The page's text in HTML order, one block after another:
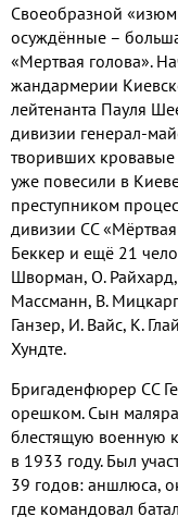
Своеобразной
осуждённые –
«Мертвая голова».
жандармерии
лейтенанта Пауля
дивизии генерал-
творивших кровавые
уже повесили в
преступником
дивизии СС
Беккер и ещё 21
Шворман, О. Райхард,
Массманн, В.
Ганзер, И. Вайс, К.
Хундте.
Бригаденфюрер СС
орешком. Сын
блестящую военную
в 1933 году. Был
39 годов: аншлюса,
где командовал